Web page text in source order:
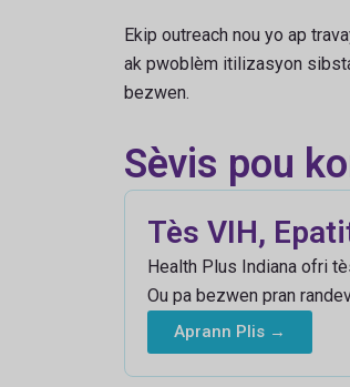
Ekip outreach nou yo ap
ak pwoblèm itilizasyon
bezwen.
Sèvis pou
Tès VIH,
Health Plus Indiana ofri
Ou pa bezwen pran
Aprann Plis →